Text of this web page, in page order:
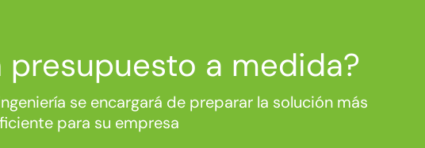
presupuesto a medida?
se encargará de preparar la solución más
para su empresa